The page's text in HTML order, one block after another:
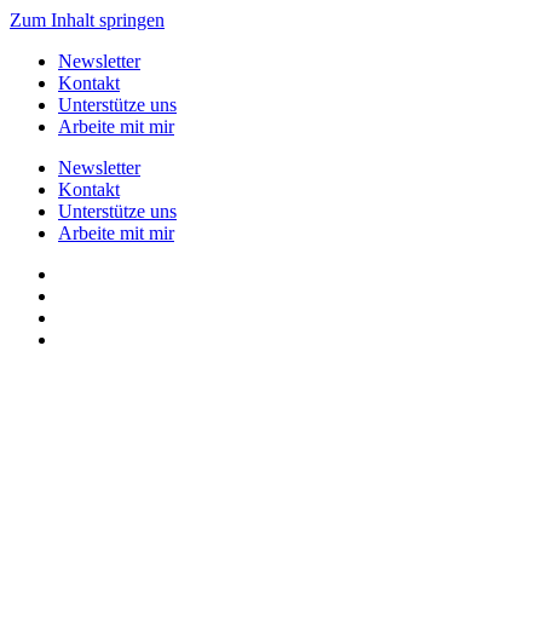
Zum Inhalt springen
Newsletter
Kontakt
Unterstütze uns
Arbeite mit mir
Newsletter
Kontakt
Unterstütze uns
Arbeite mit mir